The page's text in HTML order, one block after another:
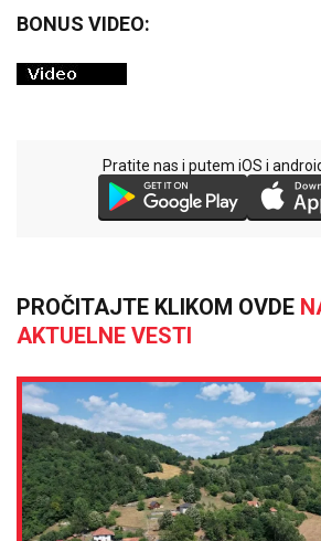
BONUS VIDEO:
Pratite nas i putem iOS i
PROČITAJTE KLIKOM OVDE
AKTUELNE VESTI